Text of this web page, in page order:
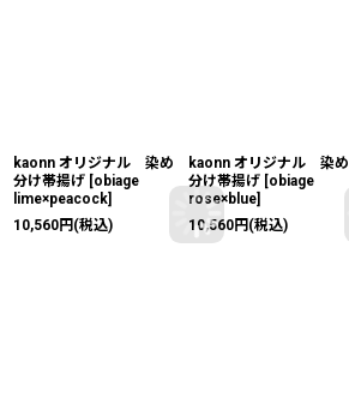
kaonn オリジナル 染め
分け帯揚げ [obiage
lime×peacock]
10,560円 (税込)
kaonn オリジナル 染め
分け帯揚げ [obiage
rose×blue]
10,560円 (税込)